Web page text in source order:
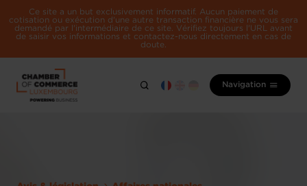
Ce site a un but exclusivement informatif. Aucun paiement de
cotisation ou exécution d'une autre transaction financière ne vous sera
demandé par l'intermédiaire de ce site. Vérifiez toujours l'URL avant
de saisir vos informations et contactez-nous directement en cas de
doute.
Navigation